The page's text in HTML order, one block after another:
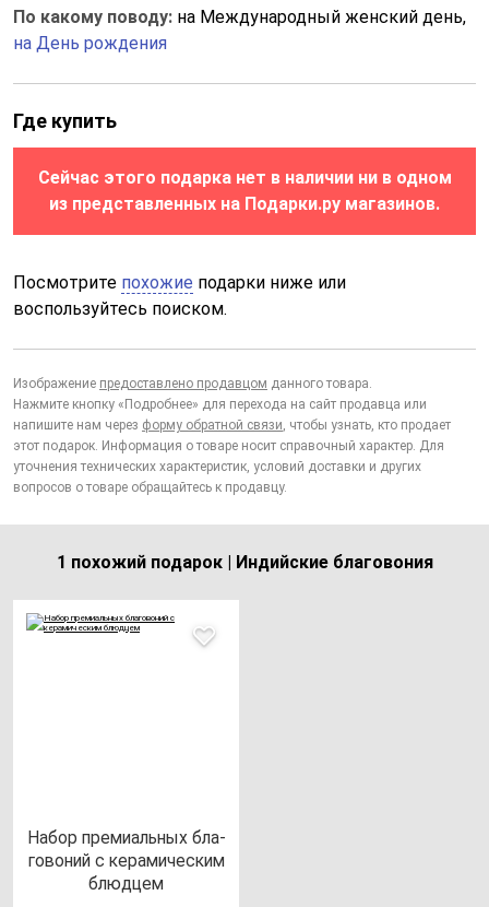
По какому поводу: на Международный женский день,
на День рождения
Где купить
Сейчас этого подарка нет в наличии ни в одном
из представленных на Подарки.ру магазинов.
Посмотрите похожие подарки ниже или
воспользуйтесь поиском.
Изображение предоставлено продавцом данного товара.
Нажмите кнопку «Подробнее» для перехода на сайт продавца или
напишите нам через форму обратной связи, чтобы узнать, кто продает
этот подарок. Информация о товаре носит справочный характер. Для
уточнения технических характеристик, условий доставки и других
вопросов о товаре обращайтесь к продавцу.
1 похожий подарок | Индийские благовония
Набор пре­ми­аль­ных бла­
го­во­ний с ке­ра­ми­чес­ким
блюд­цем